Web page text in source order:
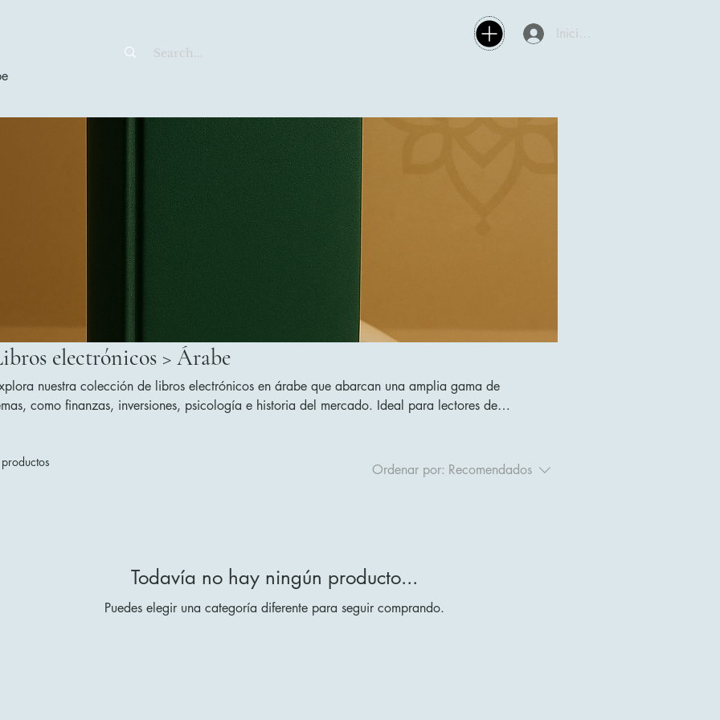
Iniciar sesión
electrónicos > Árabe
nuestra colección de libros electrónicos en árabe que abarcan una amplia gama de
como finanzas, inversiones, psicología e historia del mercado. Ideal para lectores de
Ordenar por: Recomendados
Todavía no hay ningún producto...
Puedes elegir una categoría diferente para seguir comprando.